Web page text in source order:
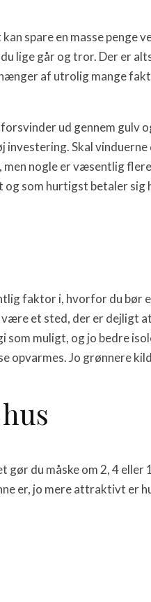
spare en masse
lige går og tror. Der er
af utrolig mange
ud gennem gulv
Skal
nogle er væsentlig
som hurtigst betaler sig
faktor i, hvorfor du
et sted, der er dejligt
muligt, og jo bedre
Jo grønnere
du måske om 2, 4
er, jo mere attraktivt er